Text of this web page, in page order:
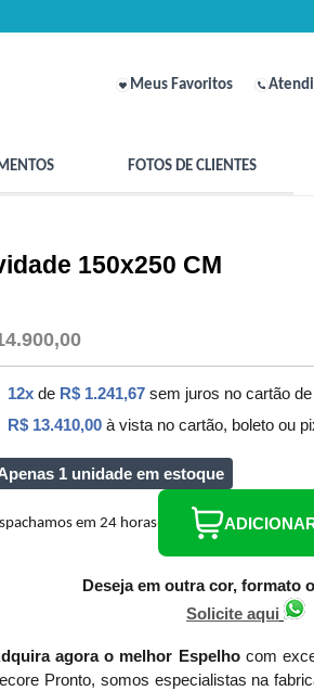
Meus Favoritos
FOTOS DE CLIENTES
150x250 CM
12x de R$ 1.241,67 sem juros no cartão
R$ 13.410,00à vista no cartão, boleto ou
1 unidade em estoque
Deseja em outra cor, formato
Solicite aqui
agora o melhor Espelhocom
Pronto, somos especialistas na